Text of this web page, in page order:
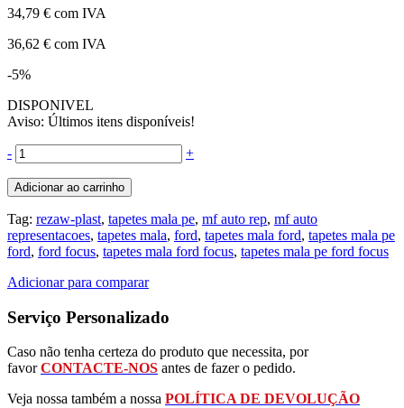
34,79 € com IVA
36,62 € com IVA
-5%
DISPONIVEL
Aviso: Últimos itens disponíveis!
- +
Adicionar ao carrinho
Tag: rezaw-plast, tapetes mala pe, mf auto rep, mf auto
representacoes, tapetes mala, ford, tapetes mala ford, tapetes mala pe
ford, ford focus, tapetes mala ford focus, tapetes mala pe ford focus
Adicionar para comparar
Serviço Personalizado
Caso não tenha certeza do produto que necessita, por
favorCONTACTE-NOS antes de fazer o pedido.
Veja nossa também a nossa POLÍTICA DE DEVOLUÇÃO